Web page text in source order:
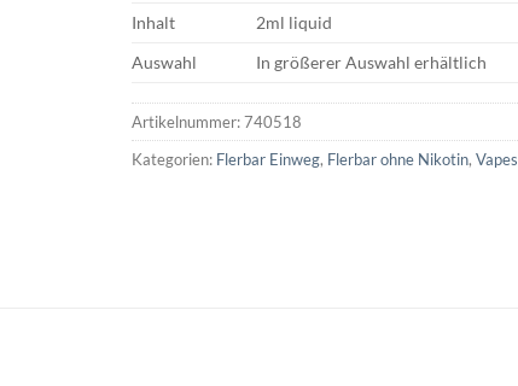
Inhalt
2ml liquid
Auswahl
In größerer Auswahl erhältlich
Artikelnummer:740518
Kategorien: Flerbar Einweg, Flerbar ohne Nikotin, Vapes